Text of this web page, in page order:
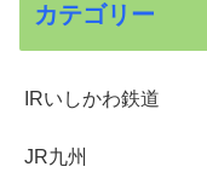
カテゴリー
IRいしかわ鉄道
JR九州